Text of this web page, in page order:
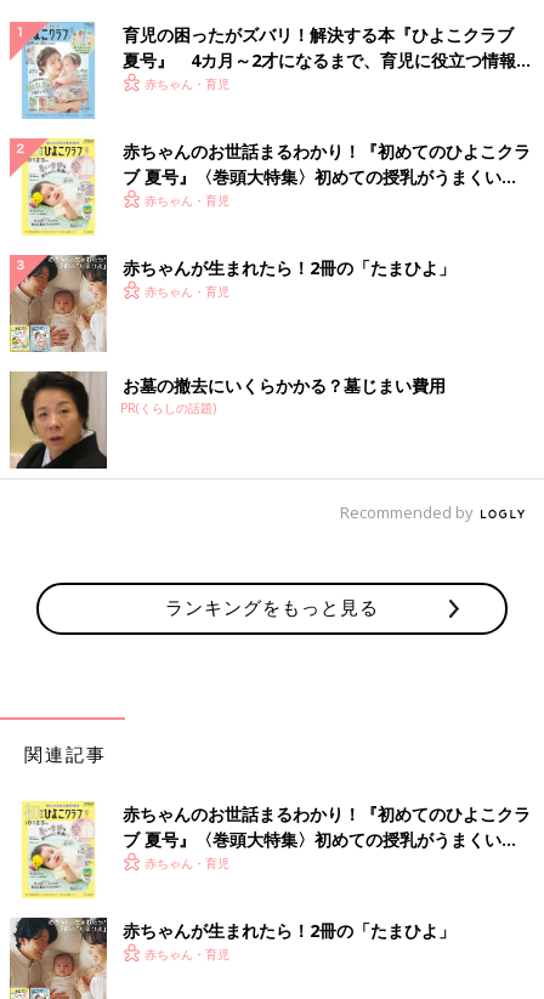
UT」
らの絵柄はバックプリントだそうで、せっかくなら羽織りは加え
ずに見せて着たい！シンプルに黒も良いですが、赤のチェック柄
のボトムスを合わせるとグッと秋らしいコーデに♪ 親子おそろい
「ミッフィー UT」は大きめサイズを選んでワンピ
みて
育児の困ったがズバリ！解決する本『ひよこクラブ
夏号』 4カ月～2才になるまで、育児に役立つ情報が
いっぱい！
赤ちゃん・育児
赤ちゃんのお世話まるわかり！『初めてのひよこクラ
ブ 夏号』〈巻頭大特集〉初めての授乳がうまくい
く！ おっぱい・ミルクの基本と夏のトラブル 解決テ
赤ちゃん・育児
赤ちゃんが生まれたら！2冊の「たまひよ」
赤ちゃん・育児
お墓の撤去にいくらかかる？墓じまい費用
PR(くらしの話題)
Recommended by
ランキングをもっと見る
関連記事
赤ちゃんのお世話まるわかり！『初めてのひよこクラ
ブ 夏号』〈巻頭大特集〉初めての授乳がうまくい
く！ おっぱい・ミルクの基本と夏のトラブル 解決テ
赤ちゃん・育児
赤ちゃんが生まれたら！2冊の「たまひよ」
赤ちゃん・育児